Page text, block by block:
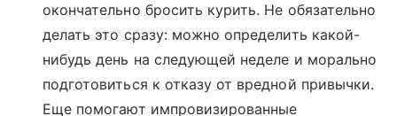
окончательно бросить курить. Не обязательно
делать это сразу: можно определить какой-
нибудь день на следующей неделе и морально
подготовиться к отказу от вредной привычки.
Еще помогают импровизированные